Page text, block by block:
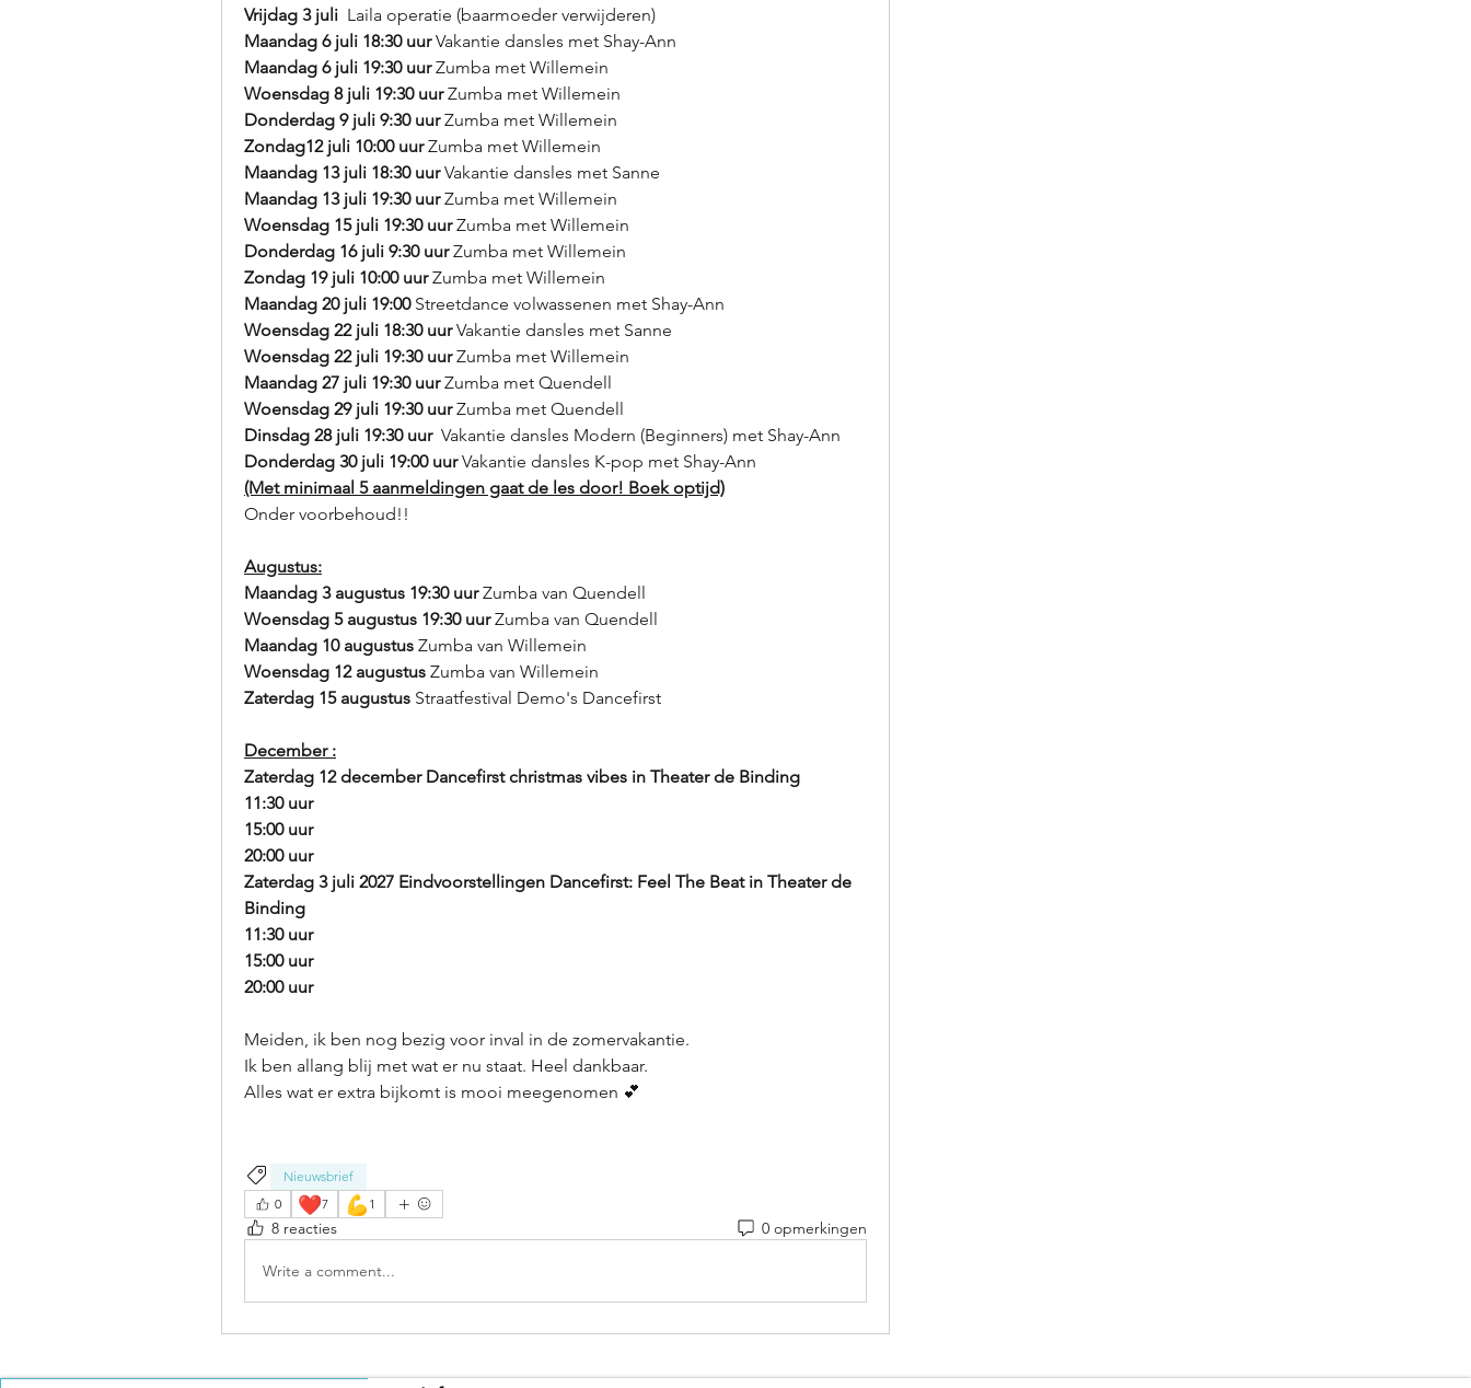
Vrijdag 3 juli Laila operatie (baarmoeder verwijderen)
Maandag 6 juli 18:30 uur Vakantie dansles met Shay-Ann
Maandag 6 juli 19:30 uur Zumba met Willemein
Woensdag 8 juli 19:30 uur Zumba met Willemein
Donderdag 9 juli 9:30 uur Zumba met Willemein
Zondag12 juli 10:00 uur Zumba met Willemein
Maandag 13 juli 18:30 uur Vakantie dansles met Sanne
Maandag 13 juli 19:30 uur Zumba met Willemein
Woensdag 15 juli 19:30 uur Zumba met Willemein
Donderdag 16 juli 9:30 uur Zumba met Willemein
Zondag 19 juli 10:00 uur Zumba met Willemein
Maandag 20 juli 19:00 Streetdance volwassenen met Shay-Ann
Woensdag 22 juli 18:30 uur Vakantie dansles met Sanne
Woensdag 22 juli 19:30 uur Zumba met Willemein
Maandag 27 juli 19:30 uur Zumba met Quendell
Woensdag 29 juli 19:30 uur Zumba met Quendell
Dinsdag 28 juli 19:30 uur Vakantie dansles Modern (Beginners) met Shay-Ann
Donderdag 30 juli 19:00 uur Vakantie dansles K-pop met Shay-Ann
(Met minimaal 5 aanmeldingen gaat de les door! Boek optijd)
Onder voorbehoud!!
Augustus:
Maandag 3 augustus 19:30 uur Zumba van Quendell
Woensdag 5 augustus 19:30 uur Zumba van Quendell
Maandag 10 augustus Zumba van Willemein
Woensdag 12 augustus Zumba van Willemein
Zaterdag 15 augustus Straatfestival Demo's Dancefirst
December :
Zaterdag 12 december Dancefirst christmas vibes in Theater de Binding
11:30 uur
15:00 uur
20:00 uur
Zaterdag 3 juli 2027 Eindvoorstellingen Dancefirst: Feel The Beat in Theater de
Binding
11:30 uur
15:00 uur
20:00 uur
Meiden, ik ben nog bezig voor inval in de zomervakantie.
Ik ben allang blij met wat er nu staat. Heel dankbaar.
Alles wat er extra bijkomt is mooi meegenomen 💕
Nieuwsbrief
0
❤️7 💪 1
8 reacties 0 opmerkingen
Write a comment...